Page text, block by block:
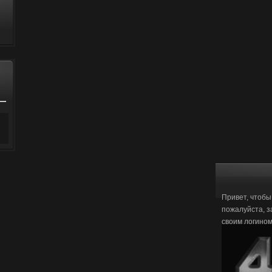
Привет,
пожалуйста,
своим логином